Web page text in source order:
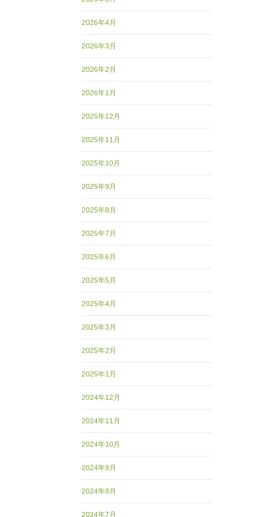
2026年4月
2026年3月
2026年2月
2026年1月
2025年12月
2025年11月
2025年10月
2025年9月
2025年8月
2025年7月
2025年6月
2025年5月
2025年4月
2025年3月
2025年2月
2025年1月
2024年12月
2024年11月
2024年10月
2024年9月
2024年8月
2024年7月